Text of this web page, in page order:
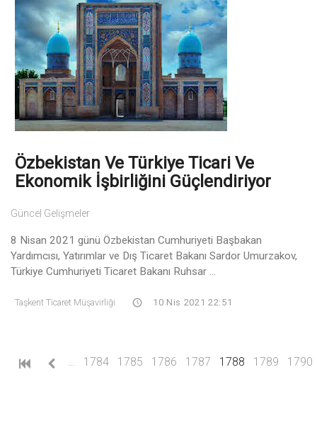
Özbekistan Ve Türkiye Ticari Ve
Ekonomik İşbirliğini Güçlendiriyor
Güncel Gelişmeler
8 Nisan 2021 günü Özbekistan Cumhuriyeti Başbakan
Yardımcısı, Yatırımlar ve Dış Ticaret Bakanı Sardor Umurzakov,
Türkiye Cumhuriyeti Ticaret Bakanı Ruhsar ...
Taşkent Ticaret Müşavirliği 10 Nis 2021 22:51
1784 1785 1786 1787 1788 (current)
1789 1790